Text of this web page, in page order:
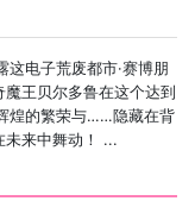
电子荒废都市·赛博朋
王贝尔多鲁在这个达到
煌的繁荣与……隐藏在背
未来中舞动！ ...